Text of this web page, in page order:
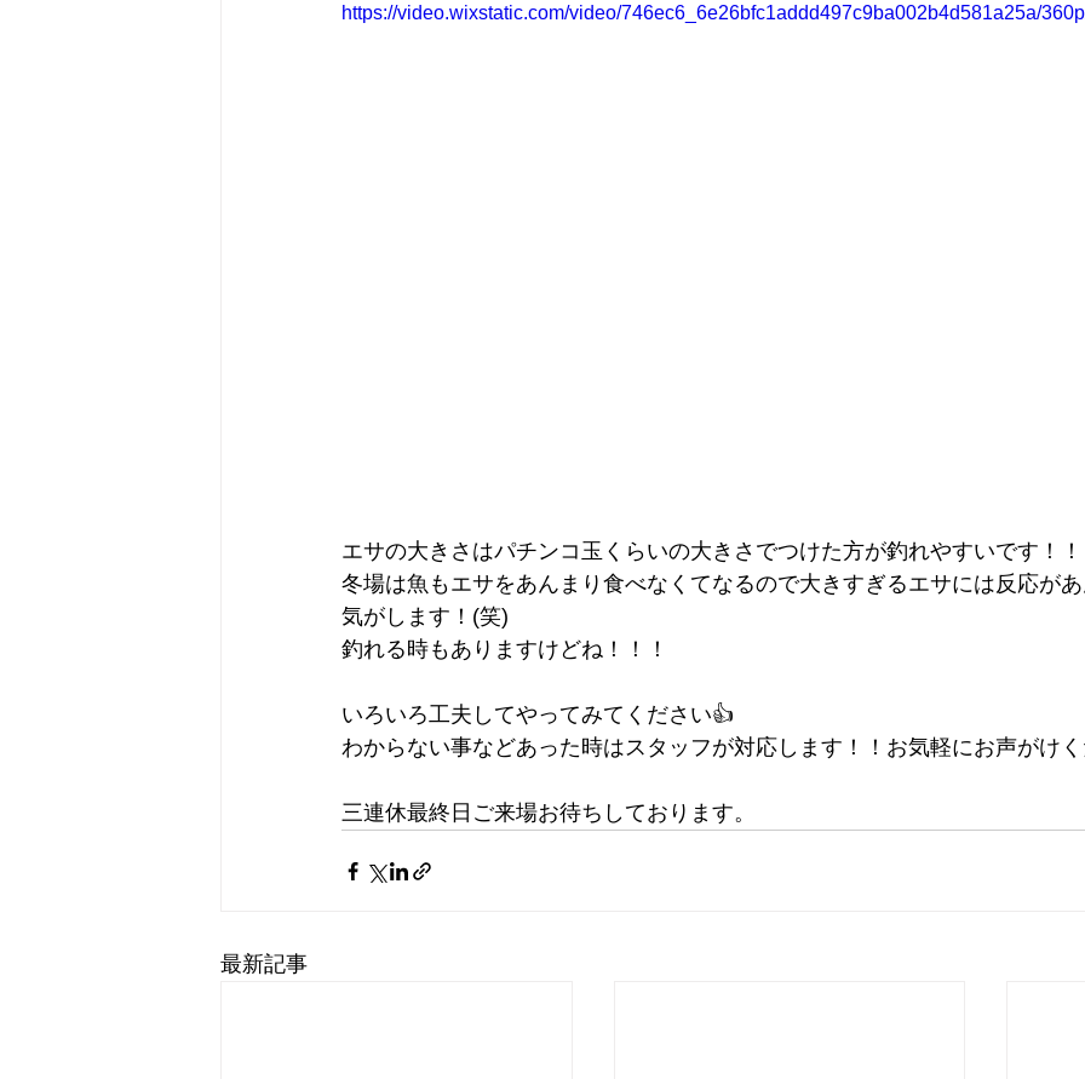
https://video.wixstatic.com/video/746ec6_6e26bfc1addd497c9ba002b4d581a25a/
エサの大きさはパチンコ玉くらいの大きさでつけた方が釣れやすいです！！
冬場は魚もエサをあんまり食べなくてなるので大きすぎるエサには反応が
気がします！(笑)
釣れる時もありますけどね！！！
いろいろ工夫してやってみてください👍
わからない事などあった時はスタッフが対応します！！お気軽にお声がけ
三連休最終日ご来場お待ちしております。
最新記事